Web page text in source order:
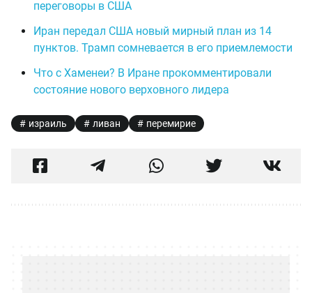
переговоры в США
Иран передал США новый мирный план из 14
пунктов. Трамп сомневается в его приемлемости
Что с Хаменеи? В Иране прокомментировали
состояние нового верховного лидера
израиль ливан перемирие